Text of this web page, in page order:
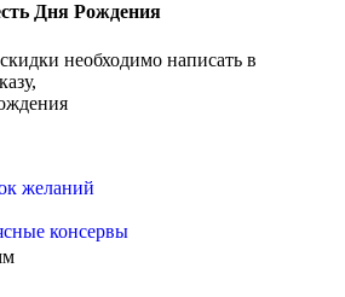
Дня Рождения
необходимо написать в
желаний
консервы